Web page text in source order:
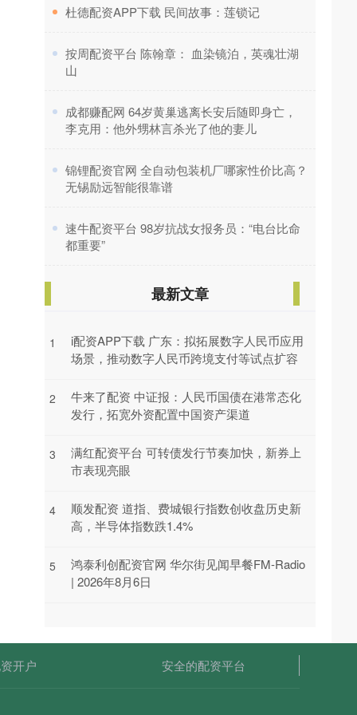
​杜德配资APP下载 民间故事：莲锁记
​按周配资平台 陈翰章： 血染镜泊，英魂壮湖
山
​成都赚配网 64岁黄巢逃离长安后随即身亡，
李克用：他外甥林言杀光了他的妻儿
​锦锂配资官网 全自动包装机厂哪家性价比高？
无锡励远智能很靠谱
​速牛配资平台 98岁抗战女报务员：“电台比命
都重要”
最新文章
1
i配资APP下载 广东：拟拓展数字人民币应用
场景，推动数字人民币跨境支付等试点扩容
2
牛来了配资 中证报：人民币国债在港常态化
发行，拓宽外资配置中国资产渠道
3
满红配资平台 可转债发行节奏加快，新券上
市表现亮眼
4
顺发配资 道指、费城银行指数创收盘历史新
高，半导体指数跌1.4%
5
鸿泰利创配资官网 华尔街见闻早餐FM-Radio
| 2026年8月6日
开户 安全的配资平台